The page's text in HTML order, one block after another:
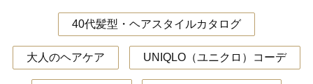
40代髪型・ヘアスタイルカタログ
大人のヘアケア UNIQLO（ユニクロ）コーデ